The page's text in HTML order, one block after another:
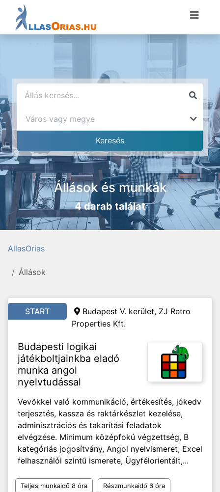
Állások és munkák
4 darab találat
AllasOrias
Állások
START
Budapest V. kerület, ZJ Retro
Properties Kft.
Budapesti logikai
játékboltjainkba eladó
munka angol
nyelvtudással
Vevőkkel való kommunikáció, értékesítés, jókedv
terjesztés, kassza és raktárkészlet kezelése,
adminisztrációs és takarítási feladatok
elvégzése. Minimum középfokú végzettség, B
kategóriás jogosítvány, Angol nyelvismeret, Excel
felhasználói szintű ismerete, Ügyfélorientált,...
Teljes munkaidő 8 óra Részmunkaidő 6 óra